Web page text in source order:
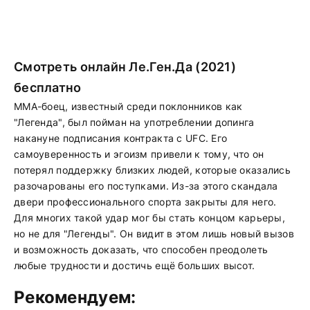
Смотреть онлайн Ле.Ген.Да (2021)
бесплатно
ММА-боец, известный среди поклонников как
"Легенда", был пойман на употреблении допинга
накануне подписания контракта с UFC. Его
самоуверенность и эгоизм привели к тому, что он
потерял поддержку близких людей, которые оказались
разочарованы его поступками. Из-за этого скандала
двери профессионального спорта закрыты для него.
Для многих такой удар мог бы стать концом карьеры,
но не для "Легенды". Он видит в этом лишь новый вызов
и возможность доказать, что способен преодолеть
любые трудности и достичь ещё больших высот.
Рекомендуем: